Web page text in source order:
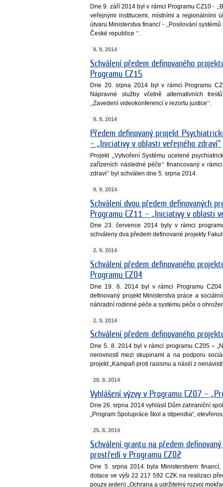
Dne 9. září 2014 byl v rámci Programu CZ10 -
veřejnými institucemi, místními a regionálními
útvaru Ministerstva financí - ,,Posilování
České republice ‘‘.
9. 9. 2014
Schválení předem definovaného
Programu CZ15
Dne 20. srpna 2014 byl v rámci Programu
Nápravné služby včetně alternativních
,,Zavedení videokonferencí v rezortu justice‘‘.
9. 9. 2014
Předem definovaný projekt
– „Iniciativy v oblasti veřejného zdraví“
Projekt ,,Vytvoření Systému ucelené
zařízeních následné péče‘‘ financovaný v
zdraví‘‘ byl schválen dne 5. srpna 2014.
9. 9. 2014
Schválení dvou předem definovaných
Programu CZ11 – „Iniciativy v oblasti
Dne 23. července 2014 byly v rámci
schváleny dva předem definované projekty
2. 9. 2014
Schválení předem definovaného
Programu CZ04
Dne 19. 6. 2014 byl v rámci Programu
definovaný projekt Ministerstva práce a
náhradní rodinné péče a systému péče o
2. 9. 2014
Schválení předem definovaného
Dne 5. 8. 2014 byl v rámci programu CZ05 –
nerovností mezi skupinami a na podporu
projekt „Kampaň proti rasismu a násilí z
28. 8. 2014
Vyhlášení výzvy v Programu CZ07 –
Dne 26. srpna 2014 vyhlásil Dům zahraniční
„Program Spolupráce škol a stipendia“,
25. 8. 2014
Schválení grantu na předem
prostředí v Programu CZ02
Dne 5. srpna 2014 byla Ministerstvem
dotace ve výši 22 217 592 CZK na realizaci
pouze jeden) „Ochrana a udržitelný rozvoj